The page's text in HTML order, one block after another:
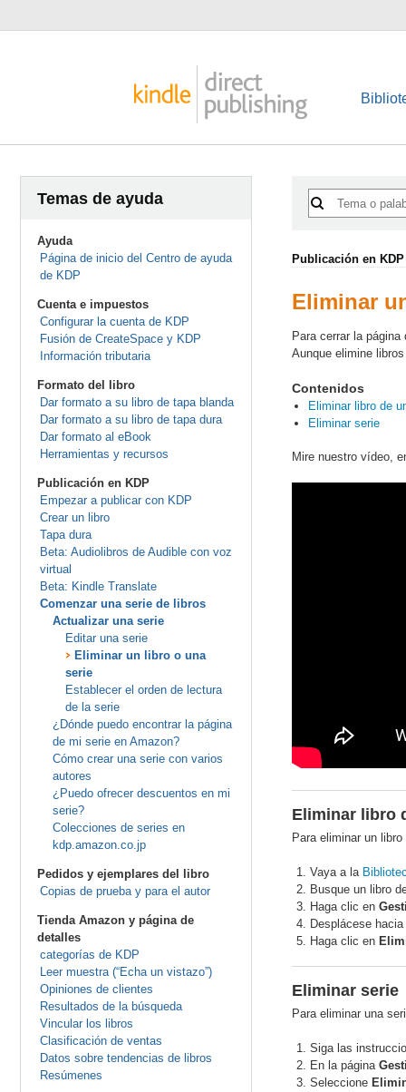
Temas de ayuda
Ayuda
Página de inicio del Centro de ayuda
de KDP
Cuenta e impuestos
Configurar la cuenta de KDP
Fusión de CreateSpace y KDP
Información tributaria
Formato del libro
Dar formato a su libro de tapa blanda
Dar formato a su libro de tapa dura
Dar formato al eBook
Herramientas y recursos
Publicación en KDP
Empezar a publicar con KDP
Crear un libro
Tapa dura
Beta: Audiolibros de Audible con voz
virtual
Beta: Kindle Translate
Comenzar una serie de libros
Actualizar una serie
Editar una serie
Eliminar un libro o una
serie
Establecer el orden de lectura
de la serie
¿Dónde puedo encontrar la página
de mi serie en Amazon?
Cómo crear una serie con varios
autores
¿Puedo ofrecer descuentos en mi
serie?
Colecciones de series en
kdp.amazon.co.jp
Pedidos y ejemplares del libro
Copias de prueba y para el autor
Tienda Amazon y página de
detalles
categorías de KDP
Leer muestra (“Echa un vistazo”)
Opiniones de clientes
Resultados de la búsqueda
Vincular los libros
Clasificación de ventas
Datos sobre tendencias de libros
Resúmenes
Publicación en KDP
Eliminar
Para cerrar la
Aunque elimine
Contenidos
Eliminar libro de
Eliminar serie
Mire nuestro vídeo,
Eliminar libro
Para eliminar un
Vaya a la
Busque un libro
Haga clic en
Desplácese
Haga clic en
Eliminar serie
Para eliminar una
Siga las
En la página
Seleccione